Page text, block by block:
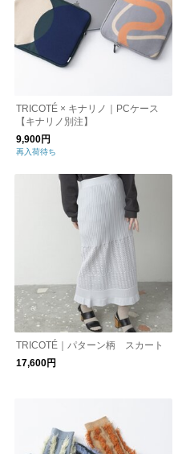
TRICOTÉ × キナリノ｜PCケース
【キナリノ別注】
9,900円
再入荷待ち
TRICOTÉ｜パターン柄 スカート
17,600円